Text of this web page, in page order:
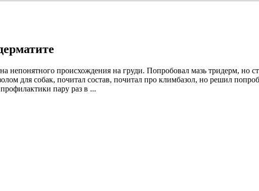
непонятного происхождения на груди. Попробовал мазь тридерм, но
для собак, почитал состав, почитал про климбазол, но решил
пару раз в ...